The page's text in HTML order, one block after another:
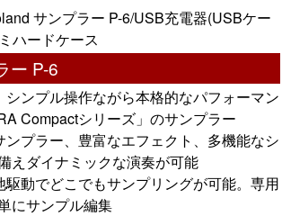
サンプラー P-6/USB充電器(USBケー
ハードケース
ー P-6
シンプル操作ながら本格的なパフォーマン
Compactシリーズ」のサンプラー
ンプラー、豊富なエフェクト、多機能なシ
えダイナミックな演奏が可能
駆動でどこでもサンプリングが可能。専用
にサンプル編集